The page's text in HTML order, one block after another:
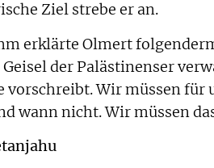
Ziel strebe er an.
erklärte Olmert
der Palästinenser
vorschreibt. Wir müssen für
wann nicht. Wir müssen